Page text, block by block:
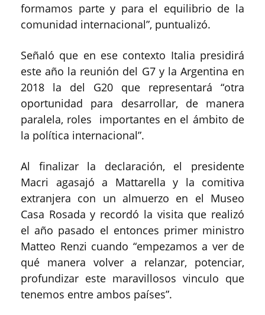
formamos parte y para el equilibrio de la
comunidad internacional”, puntualizó.
Señaló que en ese contexto Italia presidirá
este año la reunión del G7 y la Argentina en
2018 la del G20 que representará “otra
oportunidad para desarrollar, de manera
paralela, roles importantes en el ámbito de
la política internacional”.
Al finalizar la declaración, el presidente
Macri agasajó a Mattarella y la comitiva
extranjera con un almuerzo en el Museo
Casa Rosada y recordó la visita que realizó
el año pasado el entonces primer ministro
Matteo Renzi cuando “empezamos a ver de
qué manera volver a relanzar, potenciar,
profundizar este maravillosos vinculo que
tenemos entre ambos países”.